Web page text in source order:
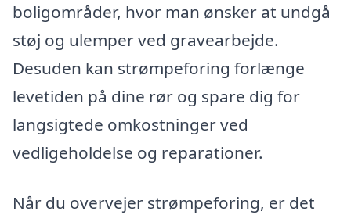
boligområder, hvor man ønsker at undgå
støj og ulemper ved gravearbejde.
Desuden kan strømpeforing forlænge
levetiden på dine rør og spare dig for
langsigtede omkostninger ved
vedligeholdelse og reparationer.
Når du overvejer strømpeforing, er det